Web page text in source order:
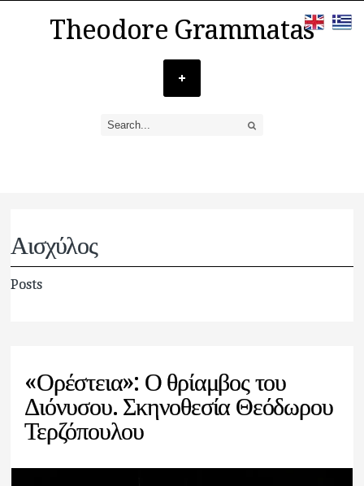
Theodore Grammatas
Αισχύλος
Posts
«Ορέστεια»: Ο θρίαμβος του
Διόνυσου. Σκηνοθεσία Θεόδωρου
Τερζόπουλου